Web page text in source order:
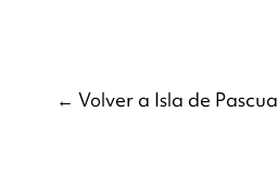
← Volver a Isla de Pascua